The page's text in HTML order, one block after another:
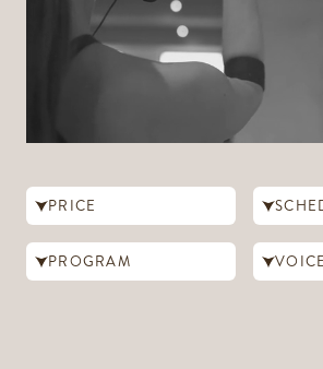
PRICE
PROGRAM VOICE